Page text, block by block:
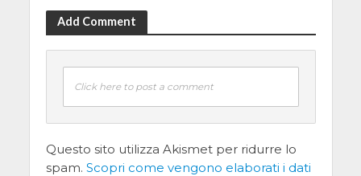
Add Comment
Click here to post a comment
Questo sito utilizza Akismet per ridurre lo
spam. Scopri come vengono elaborati i dati